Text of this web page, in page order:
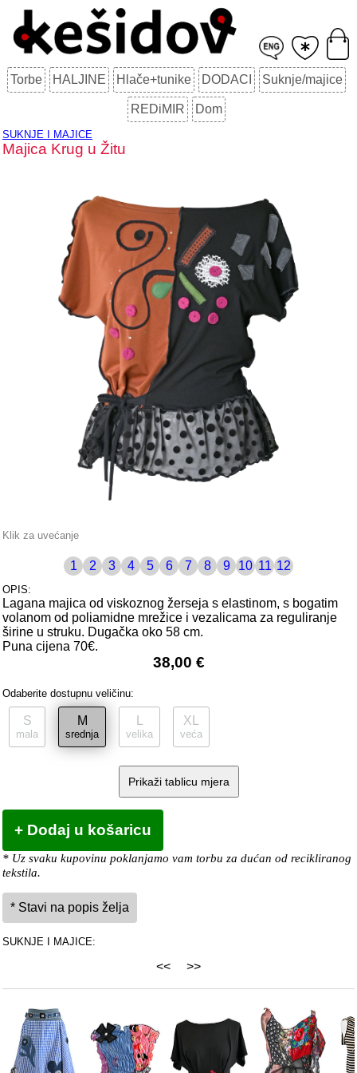
Torbe HALJINE Hlače+tunike DODACI Suknje/majice
REDiMIR Dom
SUKNJE I MAJICE
Majica Krug u Žitu
Klik za uvećanje
1 2 3 4 5 6 7 8 9 10 11 12
OPIS:
Lagana majica od viskoznog žerseja s elastinom, s bogatim
volanom od poliamidne mrežice i vezalicama za reguliranje
širine u struku. Dugačka oko 58 cm.
Puna cijena 70€.
38,00 €
Odaberite dostupnu veličinu:
S
mala
M
srednja velika
XL
veća
Prikaži tablicu mjera
* Uz svaku kupovinu poklanjamo vam torbu za dućan od recikliranog
tekstila.
SUKNJE I MAJICE:
<< >>